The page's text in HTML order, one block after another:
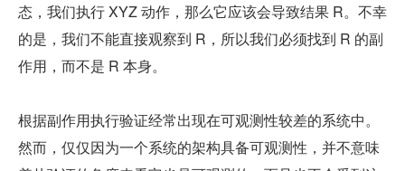
态，我们执行 XYZ 动作，那么它应该会导致结果 R。不幸
的是，我们不能直接观察到 R，所以我们必须找到 R 的副
作用，而不是 R 本身。
根据副作用执行验证经常出现在可观测性较差的系统中。
然而，仅仅因为一个系统的架构具备可观测性，并不意味